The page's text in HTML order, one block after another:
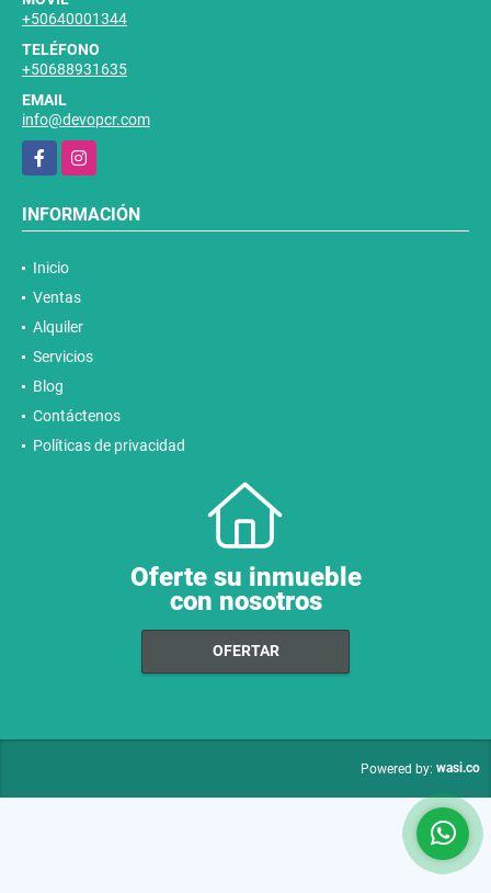
+50640001344
TELÉFONO
+50688931635
EMAIL
info@devopcr.com
FacebookInstagram
INFORMACIÓN
Inicio
Ventas
Alquiler
Servicios
Blog
Contáctenos
Políticas de privacidad
Oferte su inmueble
con nosotros
OFERTAR
Powered by: wasi.co